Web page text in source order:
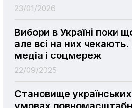
23/01/2026
Вибори в Україні поки
але всі на них чекають.
медіа і соцмереж
22/09/2025
Становище
умовах